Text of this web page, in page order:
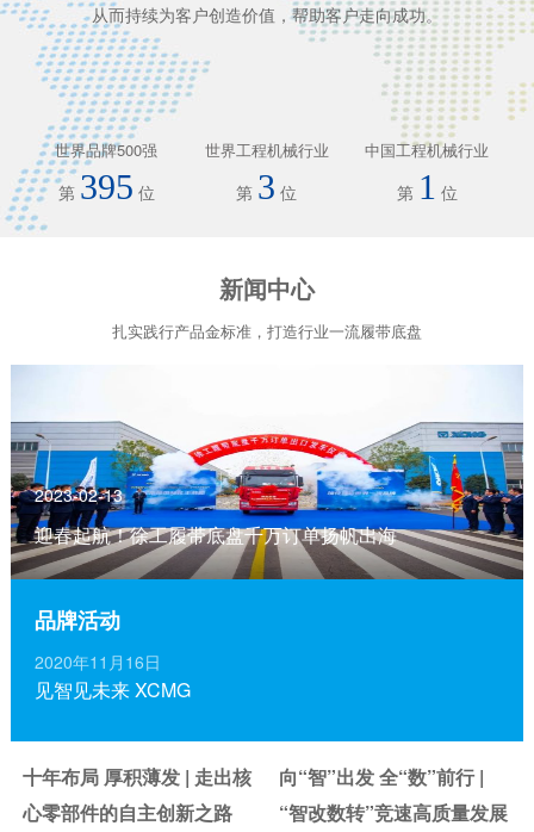
从而持续为客户创造价值，帮助客户走向成功。
世界品牌500强
第 395 位
世界工程机械行业
第 3 位
中国工程机械行业
第 1 位
新闻中心
扎实践行产品金标准，打造行业一流履带底盘
2023-02-13
迎春起航！徐工履带底盘千万订单扬帆出海
品牌活动
2020年11月16日
见智见未来 XCMG
十年布局 厚积薄发 | 走出核
心零部件的自主创新之路
向“智”出发 全“数”前行 |
“智改数转”竞速高质量发展